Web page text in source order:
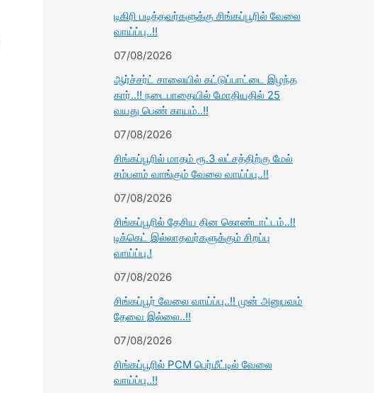
டிகிரி படித்தவர்களுக்கு சிங்கப்பூரில் வேலை
வாய்ப்பு..!!
07/08/2026
ஆர்ச்சர்ட் சாலையில் கட்டுப்பாட்டை இழந்த
கார்..!! நடைபாதையில் மோதியதில் 25
வயது பெண் காயம்..!!
07/08/2026
சிங்கப்பூரில் மாதம் ரூ.3 லட்சத்திற்கு மேல்
சம்பளம் வாங்கும் வேலை வாய்ப்பு..!!
07/08/2026
சிங்கப்பூரில் தேசிய தின கொண்டாட்டம்..!!
டிக்கெட் இல்லாதவர்களுக்கும் சிறப்பு
வாய்ப்பு.!
07/08/2026
சிங்கப்பூர் வேலை வாய்ப்பு..!! முன் அனுபவம்
தேவை இல்லை..!!
07/08/2026
சிங்கப்பூரில் PCM பெர்மீட்டில் வேலை
வாய்ப்பு..!!